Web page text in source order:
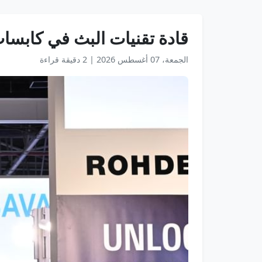
قادة تقنيات البث في كابسات 2025: الذكاء الاصطناعي يقود مستقبل
الجمعة، 07 أغسطس 2026 | 2 دقيقة قراءة